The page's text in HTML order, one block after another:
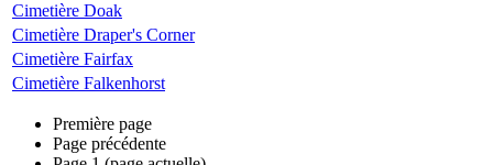
Cimetière Doak
Cimetière Draper's Corner
Cimetière Fairfax
Cimetière Falkenhorst
Première page
Page précédente